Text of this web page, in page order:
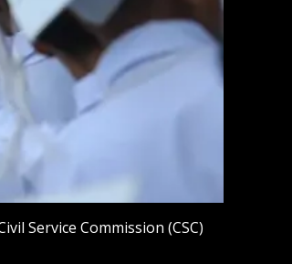
Service Commission (CSC)